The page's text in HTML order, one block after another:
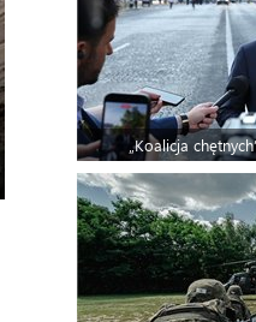
„Koalicja